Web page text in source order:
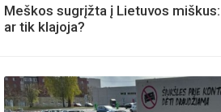
Meškos sugrįžta į Lietuvos
ar tik klajoja?